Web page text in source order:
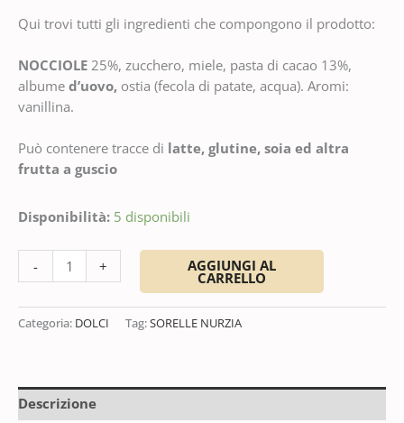
Qui trovi tutti gli ingredienti che compongono il prodotto:
NOCCIOLE 25%, zucchero, miele, pasta di cacao 13%,
albume d’uovo, ostia (fecola di patate, acqua). Aromi:
vanillina.
Può contenere tracce di latte, glutine, soia ed altra
frutta a guscio
Disponibilità: 5 disponibili
- + AGGIUNGI AL
CARRELLO
Categoria: DOLCI Tag:SORELLE NURZIA
Descrizione